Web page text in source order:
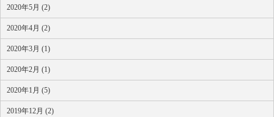
2020年5月 (2)
2020年4月 (2)
2020年3月 (1)
2020年2月 (1)
2020年1月 (5)
2019年12月 (2)